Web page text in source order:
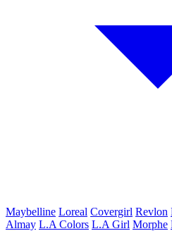
Maybelline Loreal Covergirl Revlon
Almay L.A Colors L.A Girl Morphe